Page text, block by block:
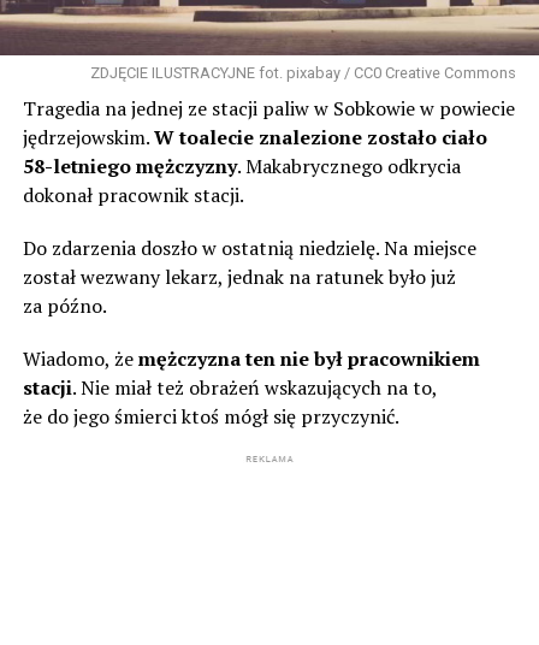
ZDJĘCIE ILUSTRACYJNE fot. pixabay / CC0 Creative Commons
Tragedia na jednej ze stacji paliw w Sobkowie w powiecie
jędrzejowskim.W toalecie znalezione zostało ciało
58-letniego mężczyzny. Makabrycznego odkrycia
dokonał pracownik stacji.
Do zdarzenia doszło w ostatnią niedzielę. Na miejsce
został wezwany lekarz, jednak na ratunek było już
za późno.
Wiadomo, żemężczyzna ten nie był pracownikiem
stacji. Nie miał też obrażeń wskazujących na to,
że do jego śmierci ktoś mógł się przyczynić.